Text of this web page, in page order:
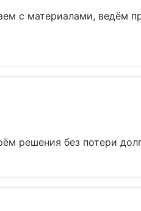
с материалами, ведём
решения без потери